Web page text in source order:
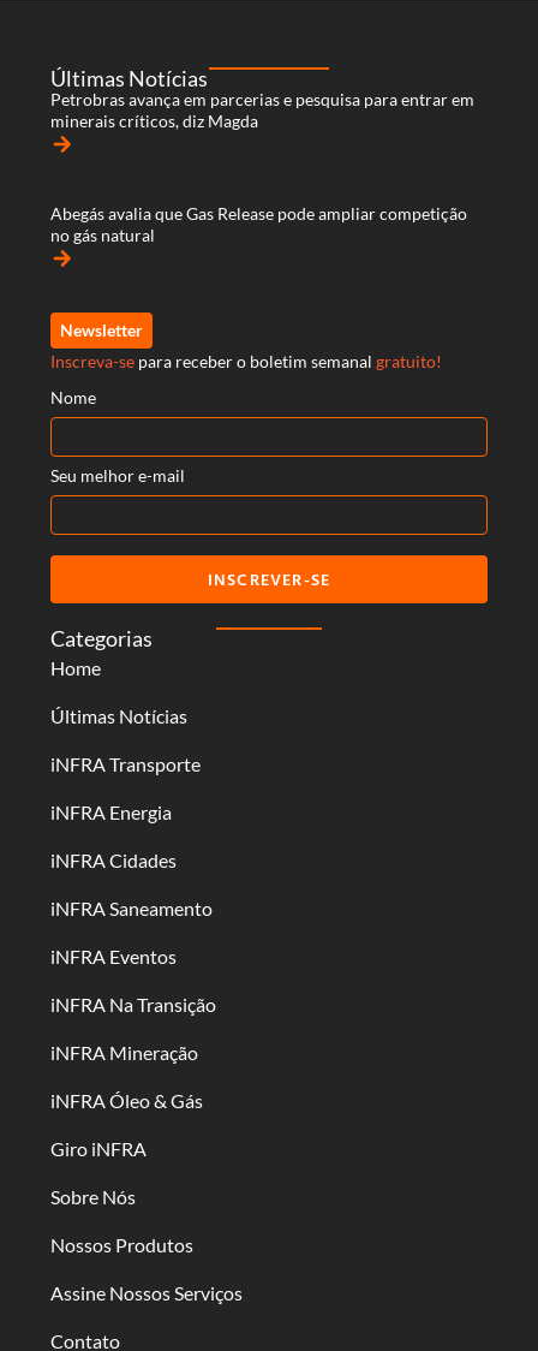
Categorias
Home
Últimas Notícias
iNFRA Transporte
iNFRA Energia
iNFRA Cidades
iNFRA Saneamento
iNFRA Eventos
iNFRA Na Transição
iNFRA Mineração
iNFRA Óleo & Gás
Giro iNFRA
Sobre Nós
Nossos Produtos
Assine Nossos Serviços
Contato
Últimas Notícias
Petrobras avança em parcerias e pesquisa para entrar em
minerais críticos, diz Magda
arrow_forward
Abegás avalia que Gas Release pode ampliar competição
no gás natural
arrow_forward
Newsletter
Inscreva-se para receber o boletim semanal gratuito!
Nome
Seu melhor e-mail
INSCREVER-SE